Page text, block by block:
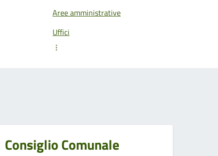
Aree amministrative
Uffici
Consiglio Comunale